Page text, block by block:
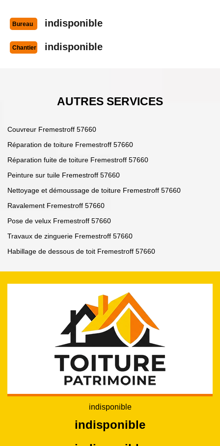
Bureau indisponible
Chantier indisponible
AUTRES SERVICES
Couvreur Fremestroff 57660
Réparation de toiture Fremestroff 57660
Réparation fuite de toiture Fremestroff 57660
Peinture sur tuile Fremestroff 57660
Nettoyage et démoussage de toiture Fremestroff 57660
Ravalement Fremestroff 57660
Pose de velux Fremestroff 57660
Travaux de zinguerie Fremestroff 57660
Habillage de dessous de toit Fremestroff 57660
indisponible
indisponible